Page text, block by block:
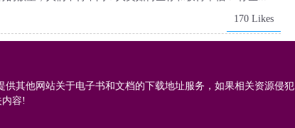
170 Likes
其他网站关于电子书和文档的下载地址服务，如果相关资源侵犯
容!